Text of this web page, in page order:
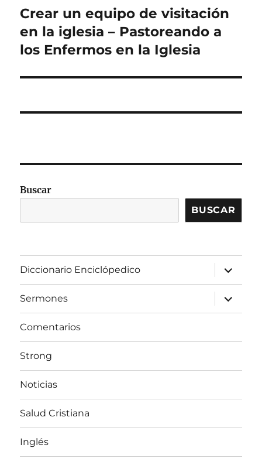
Entrada
siguiente:
Crear un equipo de visitación
en la iglesia – Pastoreando a
los Enfermos en la Iglesia
Buscar
BUSCAR
Diccionario Enciclópedico
expandir
el
menú
inferior
Sermones
expandir
el
menú
Comentarios
Strong
Noticias
Salud Cristiana
Inglés